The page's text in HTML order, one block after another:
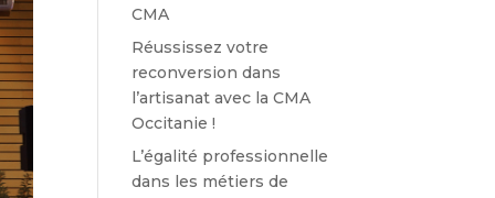
CMA
Réussissez votre
reconversion dans
l’artisanat avec la CMA
Occitanie !
L’égalité professionnelle
dans les métiers de